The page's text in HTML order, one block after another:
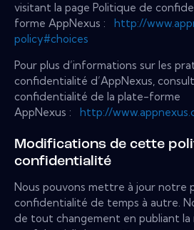
visitant la page Politique de
forme AppNexus : http://
policy#choices
Pour plus d’informations sur les
confidentialité d’AppNexus,
confidentialité de la plate-forme
AppNexus : http://
Modifications de cette
confidentialité
Nous pouvons mettre à jour notre
confidentialité de temps à autre.
de tout changement en publiant